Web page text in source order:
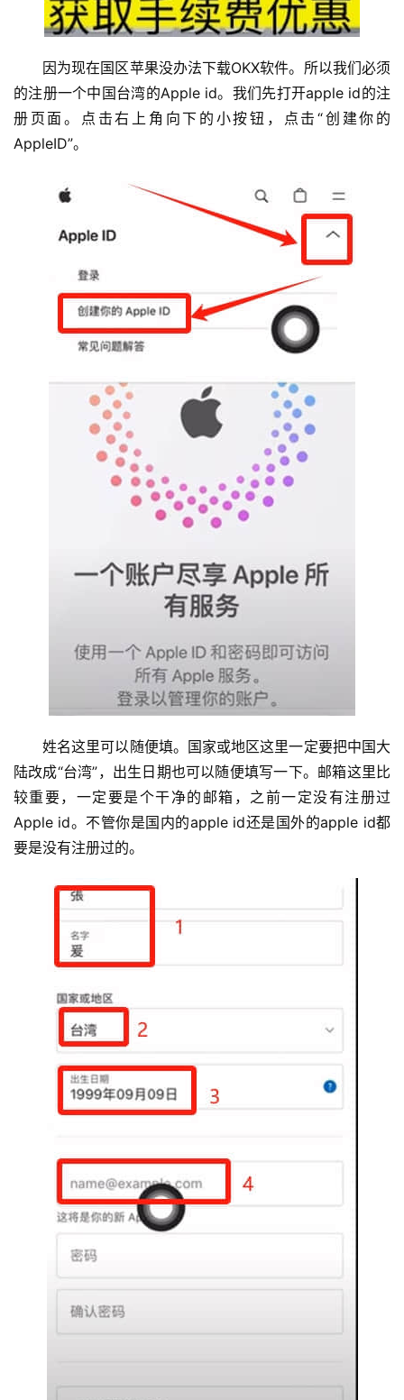
因为现在国区苹果没办法下载OKX软件。所以我们必须
的注册一个中国台湾的Apple id。我们先打开apple id的注
册页面。点击右上角向下的小按钮，点击“创建你的
AppleID”。
姓名这里可以随便填。国家或地区这里一定要把中国大
陆改成“台湾”，出生日期也可以随便填写一下。邮箱这里比
较重要，一定要是个干净的邮箱，之前一定没有注册过
Apple id。不管你是国内的apple id还是国外的apple id都
要是没有注册过的。